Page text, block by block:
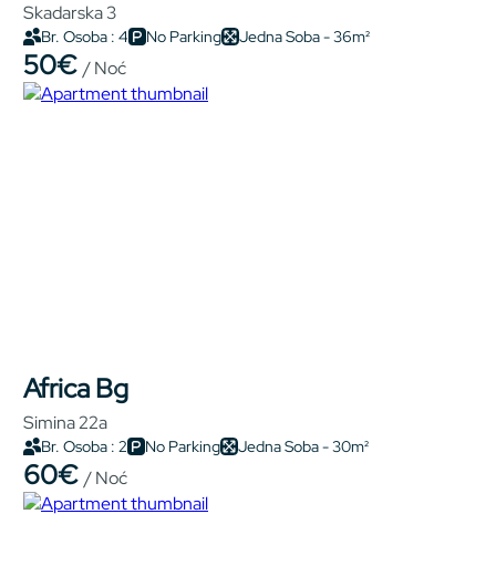
Skadarska 3
Br. Osoba : 4 No Parking Jedna Soba - 36m²
50€ / Noć
Africa Bg
Simina 22a
Br. Osoba : 2 No Parking Jedna Soba - 30m²
60€ / Noć